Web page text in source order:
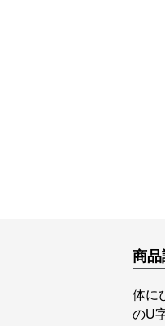
商品
体に
のU